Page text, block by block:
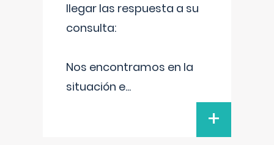
llegar las respuesta a su
consulta:
Nos encontramos en la
situación e...
+